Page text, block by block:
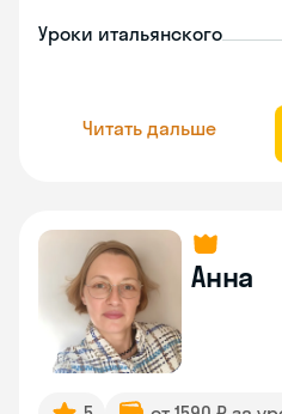
Уроки итальянского
Читать дальше
Анна